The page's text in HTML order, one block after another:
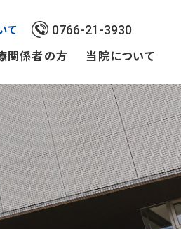
て 0766-21-3930
関係者の方 当院について